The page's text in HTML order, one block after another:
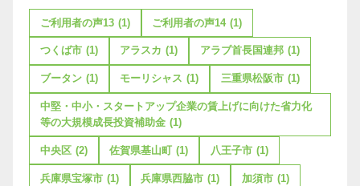
ご利用者の声13 (1) ご利用者の声14 (1)
つくば市 (1) アラスカ (1) アラブ首長国連邦 (1)
ブータン (1) モーリシャス (1) 三重県松阪市 (1)
中堅・中小・スタートアップ企業の賃上げに向けた省力化
等の大規模成長投資補助金 (1)
中央区 (2) 佐賀県基山町 (1) 八王子市 (1)
兵庫県宝塚市 (1) 兵庫県西脇市 (1) 加須市 (1)